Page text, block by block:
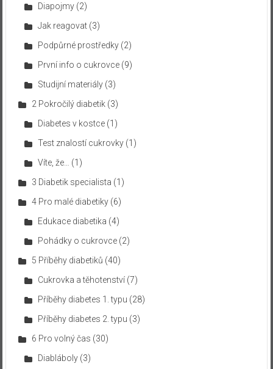
Diapojmy(2)
Jak reagovat(3)
Podpůrné prostředky(2)
První info o cukrovce(9)
Studijní materiály(3)
2 Pokročilý diabetik(3)
Diabetes v kostce(1)
Test znalostí cukrovky(1)
Víte, že…
(1)
3 Diabetik specialista (1)
4 Pro malé diabetiky(6)
Edukace diabetika (4)
Pohádky o cukrovce(2)
5 Příběhy diabetiků (40)
Cukrovka a těhotenství(7)
Příběhy diabetes 1. typu (28)
Příběhy diabetes 2. typu (3)
6 Pro volný čas (30)
Diabláboly(3)